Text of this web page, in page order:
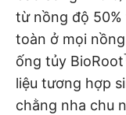
từ nồng độ 50%
toàn ở mọi
ống tủy BioRoot
liệu tương hợp
chằng nha chu